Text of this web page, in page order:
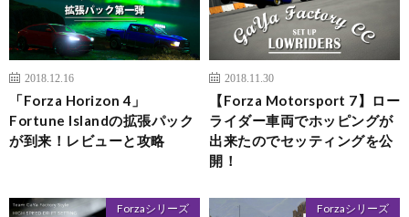
2018.12.16
「Forza Horizon 4」
Fortune Islandの拡張パック
が到来！レビューと攻略
2018.11.30
【Forza Motorsport 7】ロー
ライダー車両でホッピングが
出来たのでセッティングを公
開！
Forzaシリーズ Forzaシリーズ